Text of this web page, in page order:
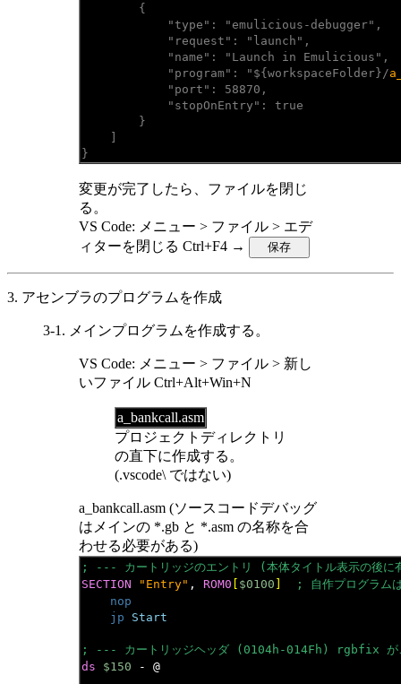
{
"type": "emulicious-debugger",
"request": "launch",
"name": "Launch in Emulicious",
"program": "${workspaceFolder}/
"port": 58870,
"stopOnEntry": true
}
}
変更が完了したら、ファイルを閉じ
る。
VS Code: メニュー > ファイル > エデ
ィターを閉じる Ctrl+F4 →
3. アセンブラのプログラムを作成
3-1. メインプログラムを作成する。
VS Code: メニュー > ファイル > 新し
いファイル Ctrl+Alt+Win+N
a_bankcall.asm
プロジェクトディレクトリ
の直下に作成する。
(.vscode\ ではない)
a_bankcall.asm (ソースコードデバッグ
はメインの *.gb と *.asm の名称を合
わせる必要がある)
; --- カートリッジのエントリ (本体タイトル表示の後
SECTION
"Entry" , ROM0 $0100
; 自作プログラム
nop
jp
Start
; --- カートリッジヘッダ (0104h-014Fh) rgbfix が
ds
$150 - @